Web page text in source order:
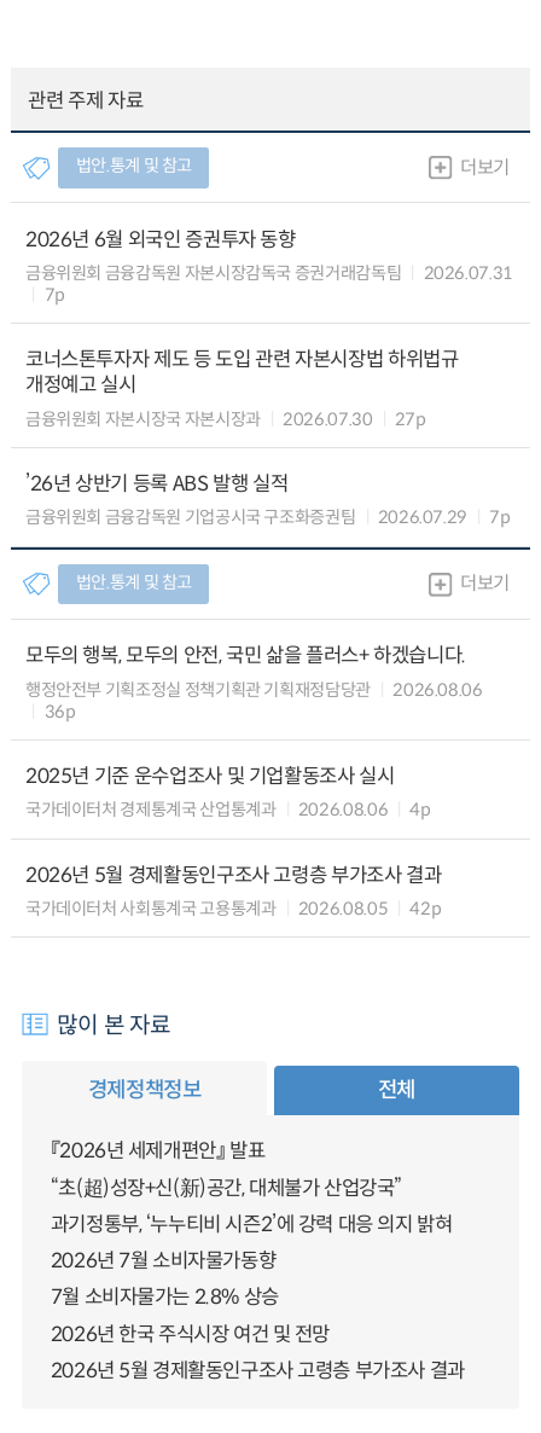
관련 주제 자료
법안.통계 및 참고 더보기
2026년 6월 외국인 증권투자 동향
금융위원회 금융감독원 자본시장감독국 증권거래감독팀
2026.07.31
7p
코너스톤투자자 제도 등 도입 관련 자본시장법 하위법규
개정예고 실시
금융위원회 자본시장국 자본시장과 2026.07.30 27p
’26년 상반기 등록 ABS 발행 실적
금융위원회 금융감독원 기업공시국 구조화증권팀 2026.07.29 7p
법안.통계 및 참고 더보기
모두의 행복, 모두의 안전, 국민 삶을 플러스+ 하겠습니다.
행정안전부 기획조정실 정책기획관 기획재정담당관
2026.08.06
36p
2025년 기준 운수업조사 및 기업활동조사 실시
국가데이터처 경제통계국 산업통계과 2026.08.06 4p
2026년 5월 경제활동인구조사 고령층 부가조사 결과
국가데이터처 사회통계국 고용통계과 2026.08.05 42p
많이 본 자료
경제정책정보 전체
『2026년 세제개편안』 발표
“초(超)성장+신(新)공간, 대체불가 산업강국”
과기정통부, ‘누누티비 시즌2’에 강력 대응 의지 밝혀
2026년 7월 소비자물가동향
7월 소비자물가는 2.8% 상승
2026년 한국 주식시장 여건 및 전망
2026년 5월 경제활동인구조사 고령층 부가조사 결과